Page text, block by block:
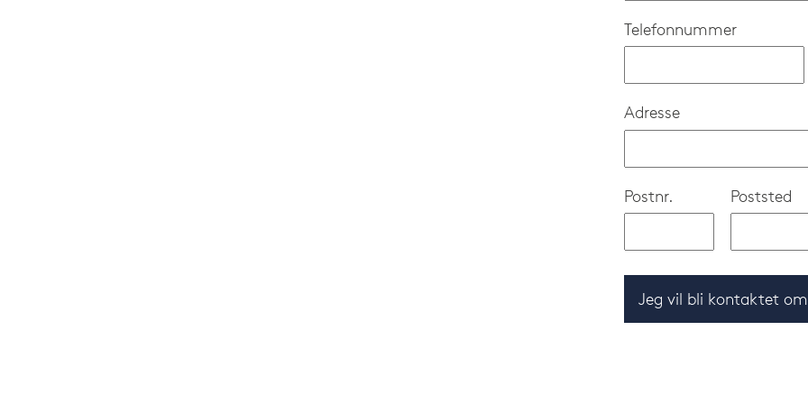
Telefonnummer
Adresse
Postnr. Poststed
Jeg vil bli kontaktet